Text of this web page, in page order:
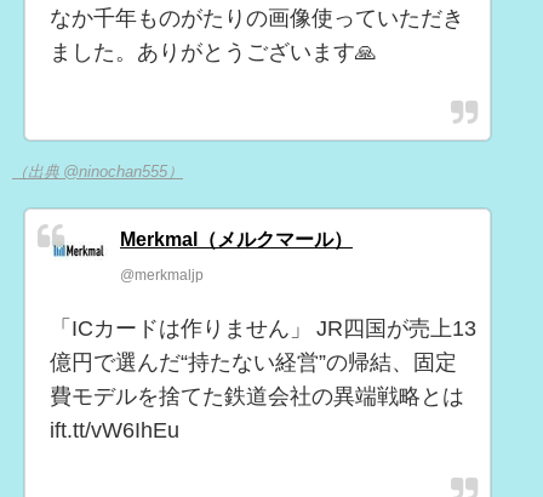
なか千年ものがたりの画像使っていただき
ました。ありがとうございます🙏
（出典 @ninochan555）
Merkmal（メルクマール）
@merkmaljp
「ICカードは作りません」 JR四国が売上13
億円で選んだ“持たない経営”の帰結、固定
費モデルを捨てた鉄道会社の異端戦略とは
ift.tt/vW6IhEu